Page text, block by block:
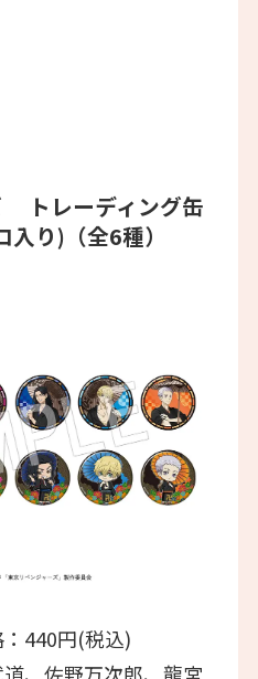
トレーディング缶
り)（全6種）
440円(税込)
、佐野万次郎、龍宮